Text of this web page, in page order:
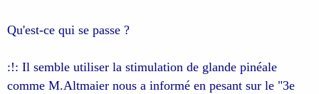
Qu'est-ce qui se passe ?
:!: Il semble utiliser la stimulation de glande pinéale
comme M.Altmaier nous a informé en pesant sur le "3e